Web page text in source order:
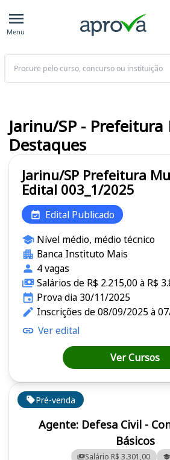
Menu
Buscar
Pré-venda
Agente: Defesa Civil -
Básicos
Salário R$ 3.301,00
Jarinu/SP Prefeitura
Edital 003_1/2025
Edital Publicado
Nível médio, médio técnico
Banca Instituto Mais
4 vagas
Salários de R$ 2.215,00 à R$
Prova dia 30/11/2025
Inscrições de 08/09/2025 à
Ver edital
Ver Cursos
Jarinu/SP -
Destaques